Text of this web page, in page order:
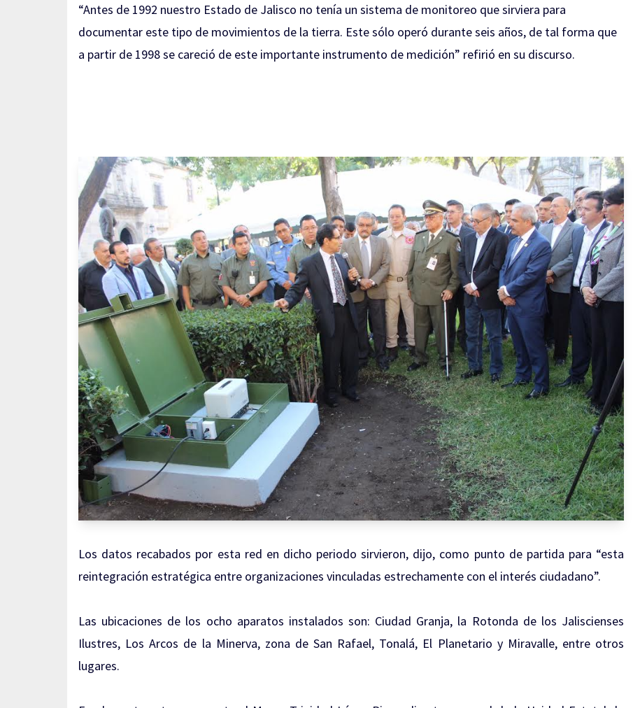
“Antes de 1992 nuestro Estado de Jalisco no tenía un sistema de monitoreo que sirviera para
documentar este tipo de movimientos de la tierra. Este sólo operó durante seis años, de tal forma que
a partir de 1998 se careció de este importante instrumento de medición” refirió en su discurso.
Los datos recabados por esta red en dicho periodo sirvieron, dijo, como punto de partida para “esta
reintegración estratégica entre organizaciones vinculadas estrechamente con el interés ciudadano”.
Las ubicaciones de los ocho aparatos instalados son: Ciudad Granja, la Rotonda de los Jaliscienses
Ilustres, Los Arcos de la Minerva, zona de San Rafael, Tonalá, El Planetario y Miravalle, entre otros
lugares.